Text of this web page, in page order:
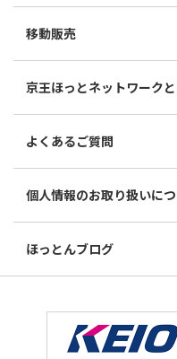
移動販売
京王ほっとネットワーク
よくあるご質問
個人情報のお取り扱いに
ほっとんブログ